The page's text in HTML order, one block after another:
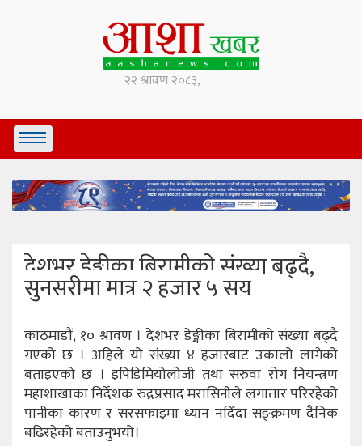
देशभर डेङ्गीका बिरामीको संख्या बढ्दै,
सुनसरीमा मात्र २ हजार ५ सय
काठमाडौं, १० श्रावण । देशभर डेङ्गीका बिरामीको संख्या बढ्दै
गएको छ । अहिले यो संख्या ४ हजारबाट उकालो लागेको
बताइएको छ । इपिडिमियोलोजी तथा सरुवा रोग नियन्त्रण
महाशाखाका निर्देशक रुद्रप्रसाद मरासिनीले लगातार परिरहेको
पानीका कारण र सरसफाइमा ध्यान नदिँदा सङ्क्रमण दैनिक
बढिरहेको बताउनुभयो।